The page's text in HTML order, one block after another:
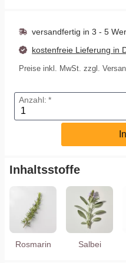
versandfertig in3 - 5
kostenfreie Lieferung in
Preise inkl. MwSt. zzgl.
Anzahl:
Inhaltsstoffe
Rosmarin Salbei
Wahrnehmung & Visionen